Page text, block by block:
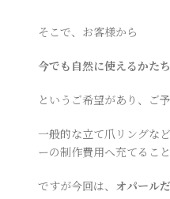
そこで、お客様から
今でも自然に使えるかた
というご希望があり、ご
一般的な立て爪リングな
ーの制作費用へ充てるこ
ですが今回は、 オパール